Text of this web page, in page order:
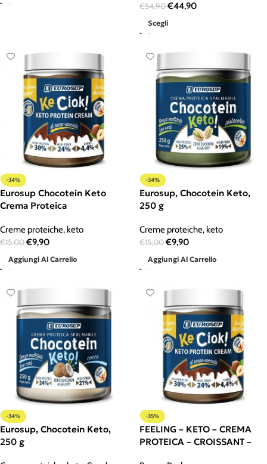
€54,90€44,90
Scegli
-34%
Eurosup Chocotein Keto
Crema Proteica
Creme proteiche, keto
€15,00€9,90
Aggiungi Al Carrello
-34%
Eurosup, Chocotein Keto,
250 g
Creme proteiche, keto
€15,00€9,90
Aggiungi Al Carrello
-34%
Eurosup, Chocotein Keto,
250 g
-35%
FEELING – KETO – CREMA
PROTEICA – CROISSANT –